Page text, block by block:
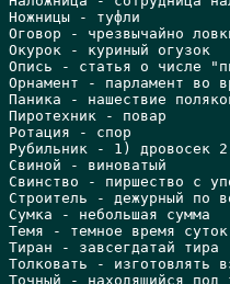
Hожницы - туфли
Оговор - чрезвычайно
Окурок - куриный огузок
Опись - статья о числе
Орнамент - парламент во
Паника - нашествие
Пиротехник - повар
Ротация - спор
Рубильник - 1) дровосек
Свиной - виноватый
Свинство - пиршество с
Строитель - дежурный по
Сумка - небольшая сумма
Темя - темное время суток
Тиран - завсегдатай тира
Толковать - изготовлять
Точный - находящийся под